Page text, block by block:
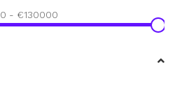
0 - €130000